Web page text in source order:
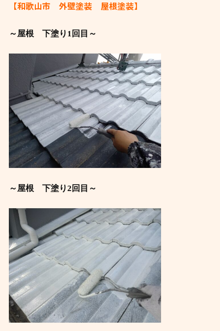
【和歌山市 外壁塗装 屋根塗装】
～屋根 下塗り1回目～
～屋根 下塗り2回目～